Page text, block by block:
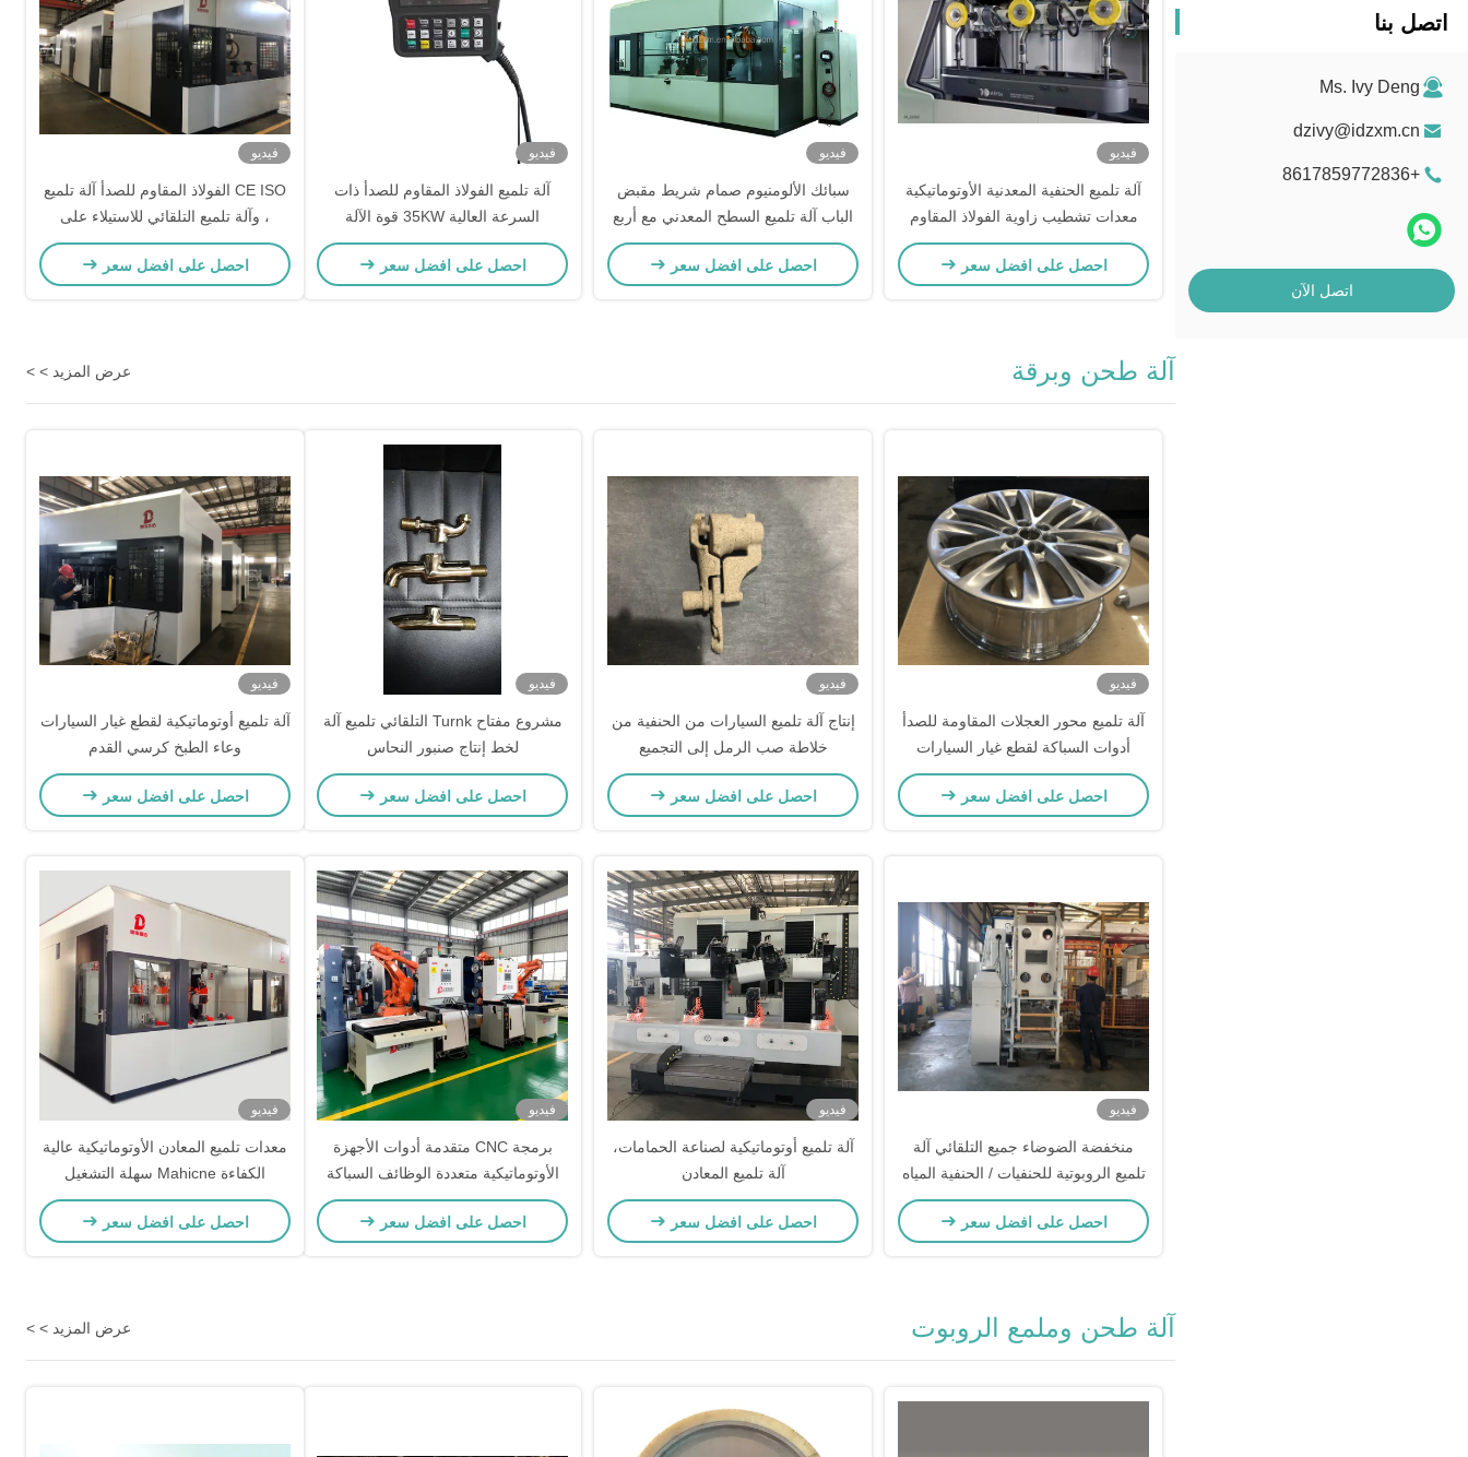
اتصل بنا
Ms. Ivy Deng
dzivy@idzxm.cn
+8617859772836
اتصل الآن
فيديو
آلة تلميع الحنفية المعدنية الأوتوماتيكية
معدات تشطيب زاوية الفولاذ المقاوم
للصدأ تلميع مقبض الباب المصنوع من
سبائك الزنك
احصل على افضل سعر
فيديو
سبائك الألومنيوم صمام شريط مقبض
الباب آلة تلميع السطح المعدني مع أربع
محطات
احصل على افضل سعر
فيديو
آلة تلميع الفولاذ المقاوم للصدأ ذات
السرعة العالية 35KW قوة الآلة
احصل على افضل سعر
فيديو
CE ISO الفولاذ المقاوم للصدأ آلة تلميع
، وآلة تلميع التلقائي للاستيلاء على
مقابض
احصل على افضل سعر
آلة طحن وبرقة عرض المزيد > >
فيديو
آلة تلميع محور العجلات المقاومة للصدأ
أدوات السباكة لقطع غيار السيارات
احصل على افضل سعر
فيديو
إنتاج آلة تلميع السيارات من الحنفية من
خلاطة صب الرمل إلى التجميع
احصل على افضل سعر
فيديو
مشروع مفتاح Turnk التلقائي تلميع آلة
لخط إنتاج صنبور النحاس
احصل على افضل سعر
فيديو
آلة تلميع أوتوماتيكية لقطع غيار السيارات
وعاء الطبخ كرسي القدم
احصل على افضل سعر
فيديو
منخفضة الضوضاء جميع التلقائي آلة
تلميع الروبوتية للحنفيات / الحنفية المياه
احصل على افضل سعر
فيديو
آلة تلميع أوتوماتيكية لصناعة الحمامات،
آلة تلميع المعادن
احصل على افضل سعر
فيديو
برمجة CNC متقدمة أدوات الأجهزة
الأوتوماتيكية متعددة الوظائف السباكة
الأجهزة الروبوتية المعدنية الملمع الرأس
الطحن
احصل على افضل سعر
فيديو
معدات تلميع المعادن الأوتوماتيكية عالية
الكفاءة Mahicne سهلة التشغيل
احصل على افضل سعر
آلة طحن وملمع الروبوت عرض المزيد > >